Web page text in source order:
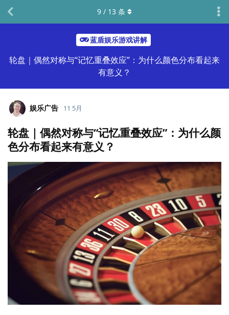
蓝盾娱乐游戏讲解
轮盘｜偶然对称与“记忆重叠效应”：为什么颜色分布看起来
有意义？
9 / 13 条
娱乐广告 11 5月
轮盘｜偶然对称与“记忆重叠效应”：为什么颜
色分布看起来有意义？